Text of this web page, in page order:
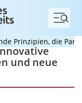
Menü
die
und neue